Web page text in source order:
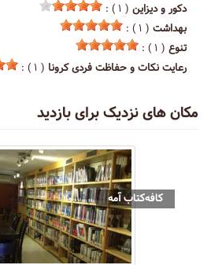
دکور و دیزاین ( ۱ ) :
بهداشت ( ۱ ) :
تنوع ( ۱ ) :
رعایت نکات و حفاظت فردی کرونا ( ۱ ) :
مکان های نزدیک برای بازدید
کافه‌کتاب آمه